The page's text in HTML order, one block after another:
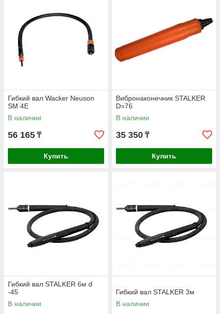
Гибкий вал Wacker Neuson
SM 4E
В наличии
56 165 ₸
Купить
Вибронаконечник STALKER
D=76
В наличии
35 350 ₸
Купить
Гибкий вал STALKER 6м d
-45
В наличии
Гибкий вал STALKER 3м
В наличии